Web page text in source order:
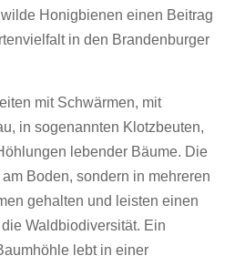
Honigbienen einen Beitrag
in den Brandenburger
mit Schwärmen, mit
in sogenannten Klotzbeuten,
lebender Bäume. Die
Boden, sondern in mehreren
gehalten und leisten einen
Waldbiodiversität. Ein
lebt in einer